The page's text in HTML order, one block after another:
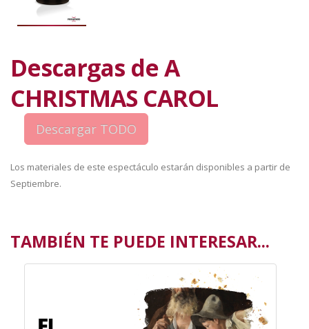
Descargas de A
CHRISTMAS CAROL
Los materiales de este espectáculo estarán disponibles a partir de
Septiembre.
TAMBIÉN TE PUEDE INTERESAR...